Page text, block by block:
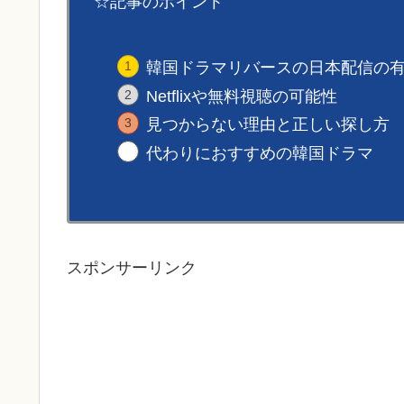
韓国ドラマリバースの日本配信の
Netflixや無料視聴の可能性
見つからない理由と正しい探し方
代わりにおすすめの韓国ドラマ
スポンサーリンク